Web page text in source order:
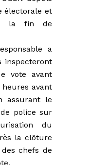
électorale et
la fin de
a
inspecteront
vote avant
avant
assurant le
police sur
du
la clôture
chefs de